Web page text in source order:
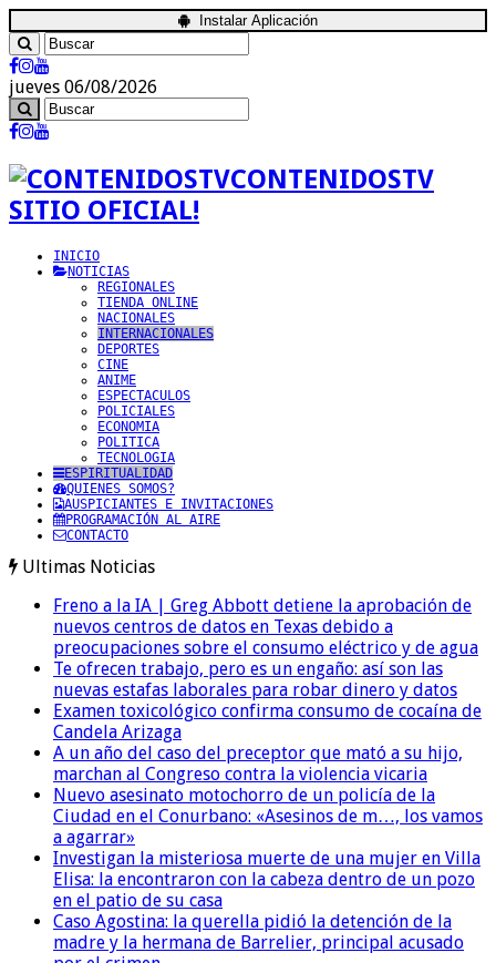
Instalar Aplicación
jueves 06/08/2026
CONTENIDOSTV
SITIO OFICIAL!
INICIO
NOTICIAS
REGIONALES
TIENDA ONLINE
NACIONALES
INTERNACIONALES
DEPORTES
CINE
ANIME
ESPECTACULOS
POLICIALES
ECONOMIA
POLITICA
TECNOLOGIA
ESPIRITUALIDAD
QUIENES SOMOS?
AUSPICIANTES E INVITACIONES
PROGRAMACIÓN AL AIRE
CONTACTO
Ultimas Noticias
Freno a la IA | Greg Abbott detiene la aprobación de
nuevos centros de datos en Texas debido a
preocupaciones sobre el consumo eléctrico y de agua
Te ofrecen trabajo, pero es un engaño: así son las
nuevas estafas laborales para robar dinero y datos
Examen toxicológico confirma consumo de cocaína de
Candela Arizaga
A un año del caso del preceptor que mató a su hijo,
marchan al Congreso contra la violencia vicaria
Nuevo asesinato motochorro de un policía de la
Ciudad en el Conurbano: «Asesinos de m…, los vamos
a agarrar»
Investigan la misteriosa muerte de una mujer en Villa
Elisa: la encontraron con la cabeza dentro de un pozo
en el patio de su casa
Caso Agostina: la querella pidió la detención de la
madre y la hermana de Barrelier, principal acusado